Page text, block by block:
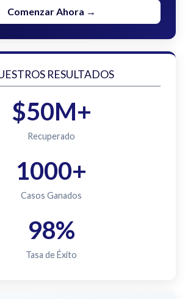
Comenzar Ahora →
RESULTADOS
$50M+
Recuperado
1000+
Casos Ganados
98%
Tasa de Éxito